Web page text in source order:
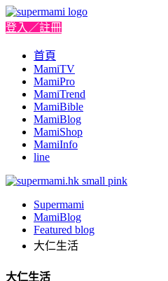
登入／註冊
首頁
MamiTV
MamiPro
MamiTrend
MamiBible
MamiBlog
MamiShop
MamiInfo
line
Supermami
MamiBlog
Featured blog
大仁生活
大仁生活